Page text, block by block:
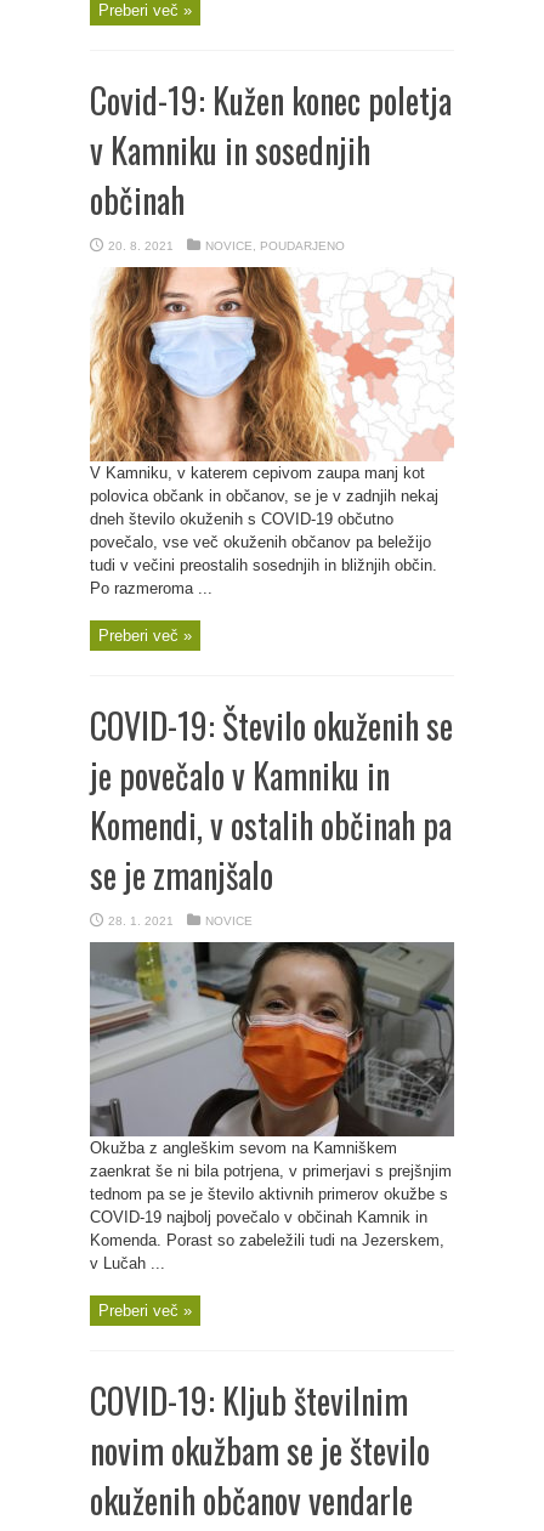
Preberi več »
Covid-19: Kužen konec poletja
v Kamniku in sosednjih
občinah
20. 8. 2021 NOVICE POUDARJENO
V Kamniku, v katerem cepivom zaupa manj kot
polovica občank in občanov, se je v zadnjih nekaj
dneh število okuženih s COVID-19 občutno
povečalo, vse več okuženih občanov pa beležijo
tudi v večini preostalih sosednjih in bližnjih občin.
Po razmeroma ...
Preberi več »
COVID-19: Število okuženih se
je povečalo v Kamniku in
Komendi, v ostalih občinah pa
se je zmanjšalo
28. 1. 2021 NOVICE
Okužba z angleškim sevom na Kamniškem
zaenkrat še ni bila potrjena, v primerjavi s prejšnjim
tednom pa se je število aktivnih primerov okužbe s
COVID-19 najbolj povečalo v občinah Kamnik in
Komenda. Porast so zabeležili tudi na Jezerskem,
v Lučah ...
Preberi več »
COVID-19: Kljub številnim
novim okužbam se je število
okuženih občanov vendarle